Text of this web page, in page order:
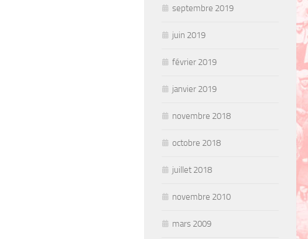
septembre 2019
juin 2019
février 2019
janvier 2019
novembre 2018
octobre 2018
juillet 2018
novembre 2010
mars 2009